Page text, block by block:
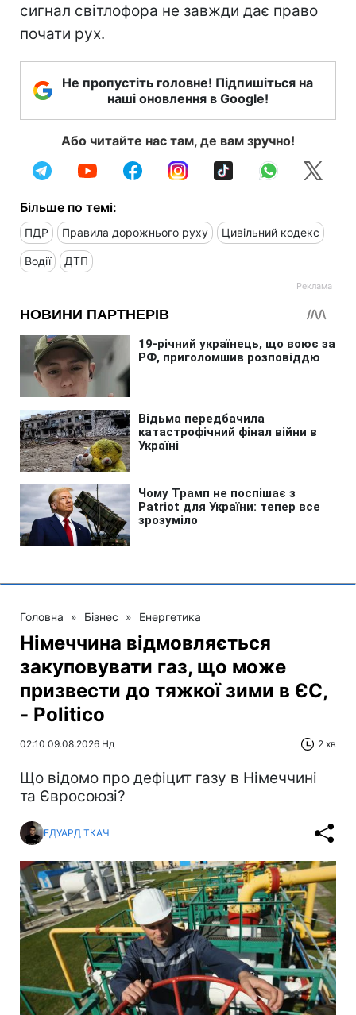
сигнал світлофора не завжди дає право
почати рух.
Не пропустіть головне! Підпишіться на
наші оновлення в Google!
Або читайте нас там, де вам зручно!
Більше по темі:
ПДР Правила дорожнього руху Цивільний кодекс
Водії ДТП
Головна » Бізнес » Енергетика
Німеччина відмовляється
закуповувати газ, що може
призвести до тяжкої зими в ЄС,
- Politico
02:10 09.08.2026 Нд 2 хв
Що відомо про дефіцит газу в Німеччині
та Євросоюзі?
ЕДУАРД ТКАЧ